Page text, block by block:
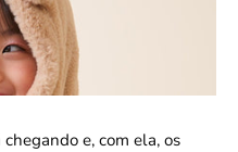
e, com ela, os